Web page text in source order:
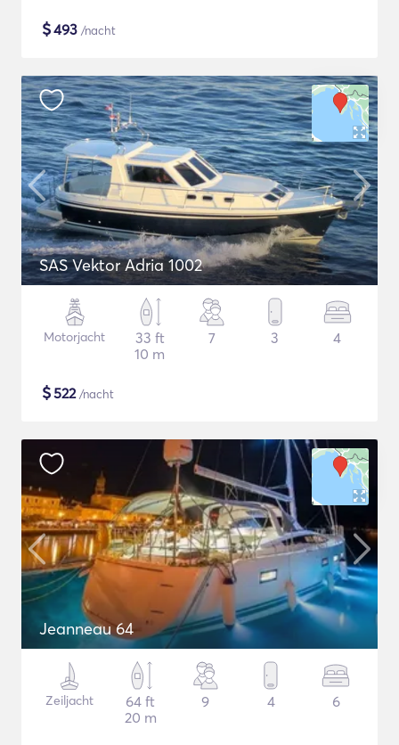
$493 /nacht
SAS Vektor Adria 1002
Motorjacht
33 ft
10 m
7 3 4
$522/nacht
Jeanneau 64
Zeiljacht
64 ft
20 m
9 4 6